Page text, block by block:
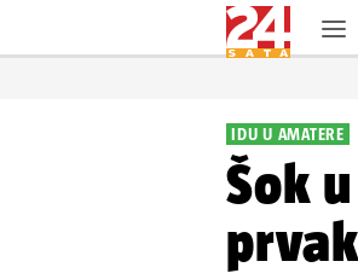
IDU U AMATERE
Šok